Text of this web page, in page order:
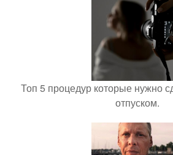
Топ 5 процедур которые нужно
отпуском.